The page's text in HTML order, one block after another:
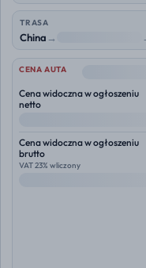
TRASA
China→
CENA AUTA
Cena widoczna w ogłoszeniu
netto
Cena widoczna w ogłoszeniu
brutto
VAT 23% wliczony